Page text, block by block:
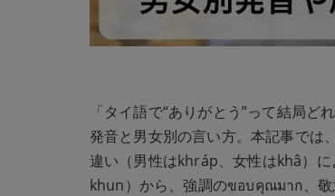
「タイ語で“ありがとう”って結局
発音と男女別の言い方。本記事では
違い（男性はkhráp、女性はkhâ）
khun）から、強調のขอบคุณมาก、